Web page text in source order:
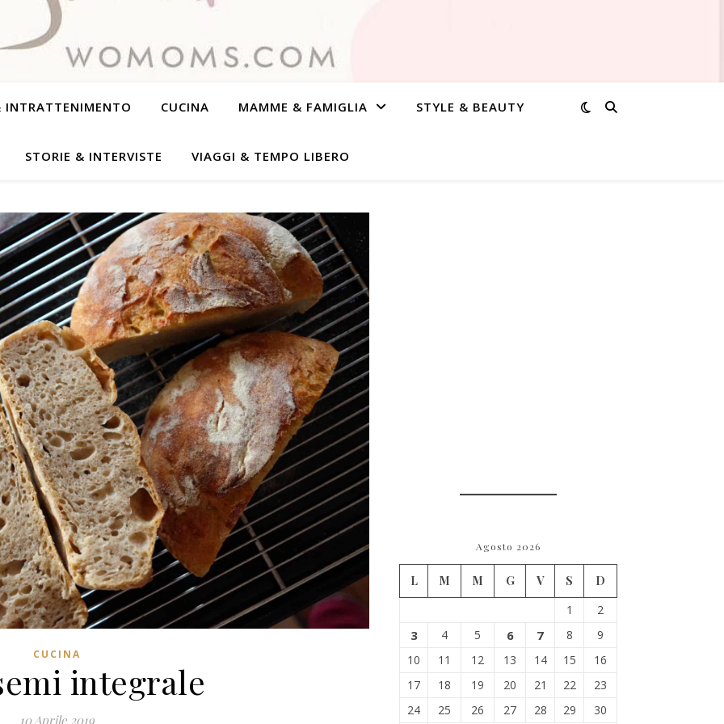
INTRATTENIMENTO CUCINA MAMME & FAMIGLIA STYLE & BEAUTY
STORIE & INTERVISTE VIAGGI & TEMPO LIBERO
CUCINA
integrale
10 Aprile 2019
Agosto 2026
L M M G V S
D
1
2
3 4 5 6 7 8
9
10
11 12 13 14 15
16
17
18 19 20 21 22
23
24
25 26 27 28 29 30